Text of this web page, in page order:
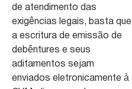
de atendimento das
exigências legais, basta que
a escritura de emissão de
debêntures e seus
aditamentos sejam
enviados eletronicamente à